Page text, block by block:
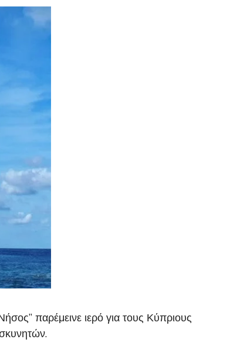
παρέμεινε ιερό για τους Κύπριους